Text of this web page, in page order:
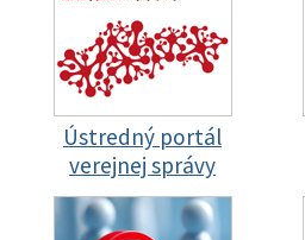
Ústredný portál
verejnej správy